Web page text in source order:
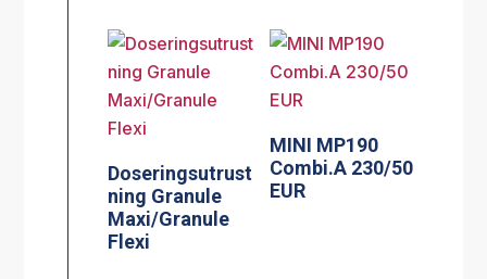
Doseringsutrust
ning Granule
Maxi/Granule
Flexi
MINI MP190
Combi.A 230/50
EUR